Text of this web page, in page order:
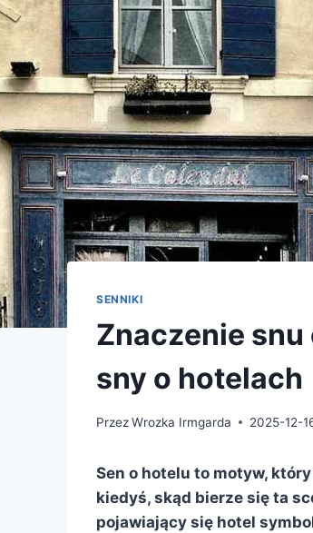
SENNIKI
Znaczenie
sny o hotelach
PrzezWrozka Irmgarda 2025-12-
Sen o hotelu to motyw,
kiedyś, skąd bierze się ta
pojawiający się hotel